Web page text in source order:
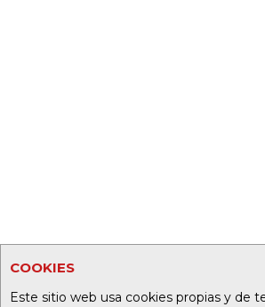
COOKIES
Este sitio web usa cookies propias y de